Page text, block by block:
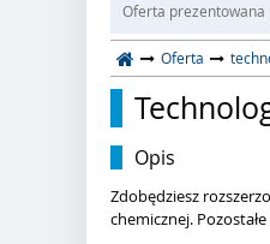
Oferta prezentowana
Oferta
Opis
Zdobędziesz
chemicznej.